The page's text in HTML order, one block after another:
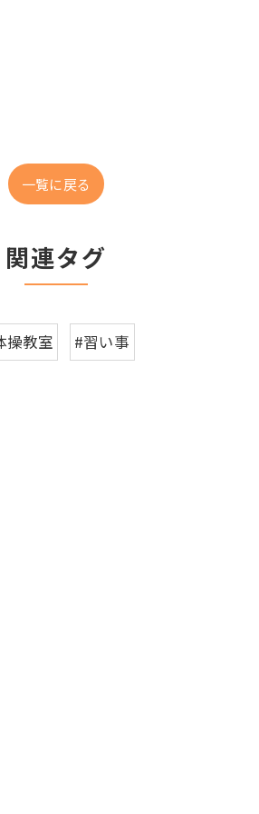
一覧に戻る
関連タグ
操教室 #習い事